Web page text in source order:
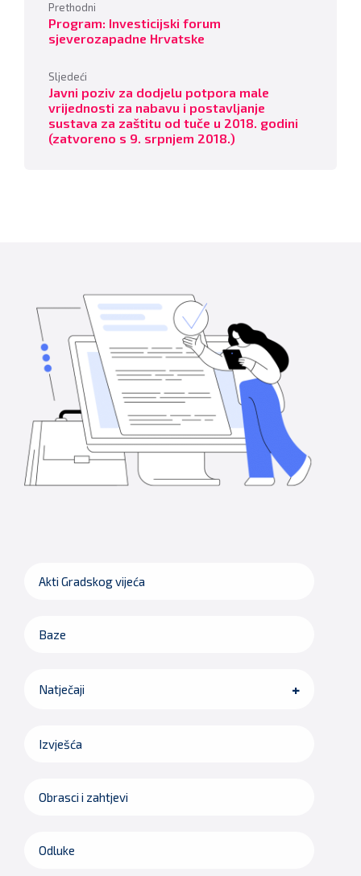
Prethodni
Program: Investicijski forum
sjeverozapadne Hrvatske
Sljedeći
Javni poziv za dodjelu potpora male
vrijednosti za nabavu i postavljanje
sustava za zaštitu od tuče u 2018. godini
(zatvoreno s 9. srpnjem 2018.)
Akti Gradskog vijeća
Baze
Natječaji
Izvješća
Obrasci i zahtjevi
Odluke